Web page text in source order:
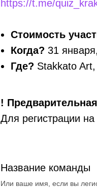
https://t.me/
Стоимость
Когда? 31
Где? Stakkato
!
Для регистрации
Название команды
Или ваше имя, если вы